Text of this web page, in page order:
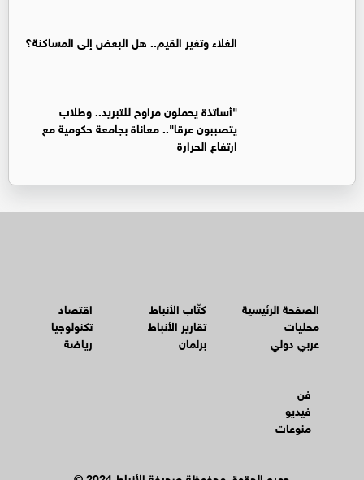
الغلاء وتغير القيم.. هل البعض إلى المساكنة؟
"أساتذة يحملون مراوح للتبريد.. وطلاب
يتصببون عرقا".. معاناة بجامعة حكومية مع
ارتفاع الحرارة
الصفحة الرئيسية
محليات
عربي دولي
كتّاب الأنباط
تقارير الأنباط
برلمان
اقتصاد
تكنولوجيا
رياضة
فن
فيديو
منوعات